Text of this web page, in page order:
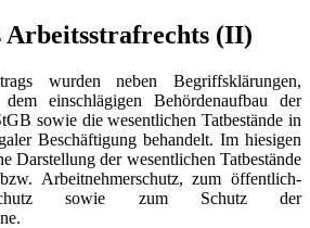
Arbeitsstrafrechts (II)
wurden neben Begriffsklärungen,
dem einschlägigen Behördenaufbau der
sowie die wesentlichen Tatbestände in
Beschäftigung behandelt. Im hiesigen
Darstellung der wesentlichen Tatbestände
Arbeitnehmerschutz, zum öffentlich-
sowie zum Schutz der